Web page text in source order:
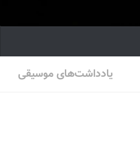
یادداشت‌های موسیقی